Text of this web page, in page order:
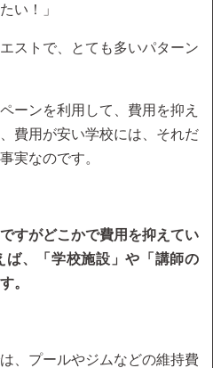
い！」
ストで、とても多いパターン
ーンを利用して、費用を抑え
費用が安い学校には、それだ
実なのです。
すがどこかで費用を抑えてい
ば、「学校施設」や「講師の
。
、プールやジムなどの維持費